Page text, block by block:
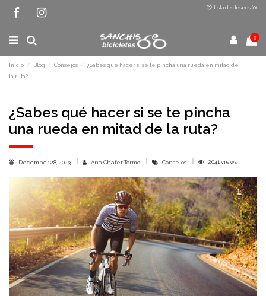
Lista de deseos (0)
0
Inicio Blog Consejos
¿Sabes qué hacer si se te pincha una rueda en mitad de
la ruta?
¿Sabes qué hacer si se te pincha
una rueda en mitad de la ruta?
December 28, 2023 Ana Chafer Tormo Consejos 2041 views